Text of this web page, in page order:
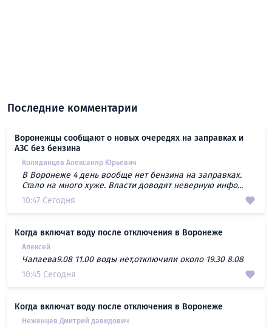
Последние комментарии
Воронежцы сообщают о новых очередях на заправках и
АЗС без бензина
Колядинцев Алексанлр Юрьевич
В Воронеже 4 день вообще нет бензина на заправках.
Стало на много хуже. Власти доводят неверную инфо...
10:47 Сегодня
Когда включат воду после отключения в Воронеже
Алексей
Чапаева9.08 11.00 воды нет,отключили около 19.30 8.08
10:45 Сегодня
Когда включат воду после отключения в Воронеже
Неженцев Дмитрий давидович